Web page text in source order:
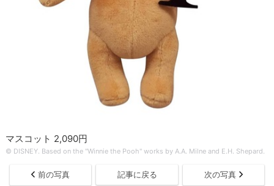
マスコット 2,090円
© DISNEY. Based on the "Winnie the Pooh" works by A.A. Milne and E.H. Shepard.
前の写真 記事に戻る 次の写真